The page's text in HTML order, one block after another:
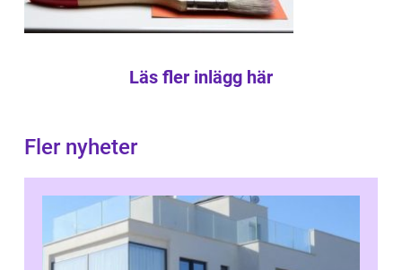
Läs fler inlägg här
Fler nyheter